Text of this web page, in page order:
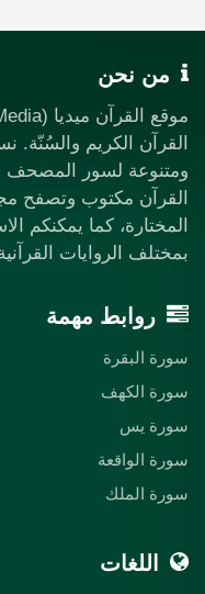
من نحن
القرآن الكريم والسُنّة.
ومتنوعة لسور المصحف
القرآن مكتوب وتصفح
المختارة، كما يمكنكم
بمختلف الروايات
روابط مهمة
سورة البقرة
سورة الكهف
سورة يس
سورة الواقعة
سورة الملك
اللغات